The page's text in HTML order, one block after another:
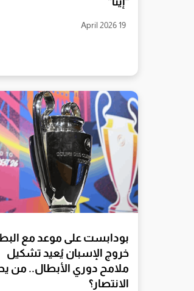
19 April 2026
بودابست على موعد مع
خروج الإسبان يُعيد تشكيل
ملامح دوري الأبطال.. من
الانتصار؟